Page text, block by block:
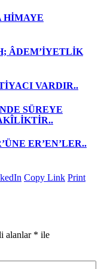
HİMAYE
ÂDEM’İYETLİK
VARDIR..
SÜREYE
ER’EN’LER..
Copy Link Print
alanlar * ile